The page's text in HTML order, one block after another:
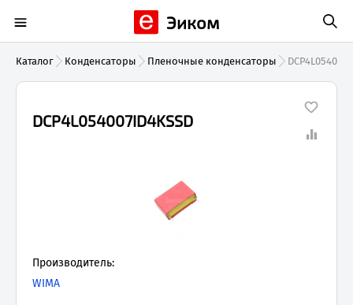
Эиком
Каталог Конденсаторы Пленочные конденсаторы
DCP4L054007ID4KSSD
Производитель:
WIMA